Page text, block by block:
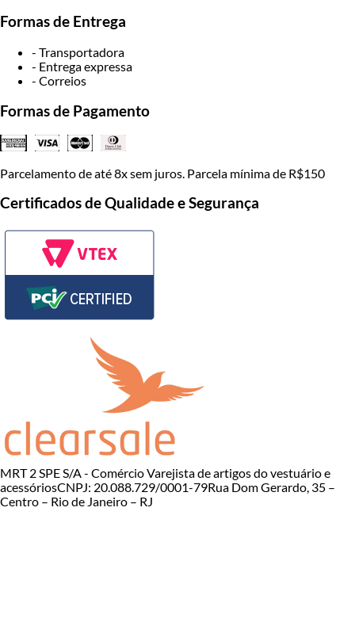
Formas de Entrega
- Transportadora
- Entrega expressa
- Correios
Formas de Pagamento
Parcelamento de até 8x sem juros. Parcela mínima de R$150
Certificados de Qualidade e Segurança
MRT 2 SPE S/A - Comércio Varejista de artigos do vestuário e
acessóriosCNPJ: 20.088.729/0001-79Rua Dom Gerardo, 35 –
Centro – Rio de Janeiro – RJ